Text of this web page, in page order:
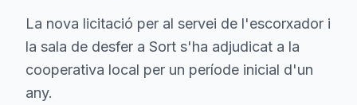
La nova licitació per al servei de l'escorxador i
la sala de desfer a Sort s'ha adjudicat a la
cooperativa local per un període inicial d'un
any.